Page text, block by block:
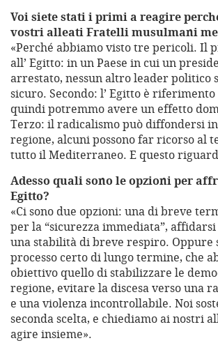
Voi siete stati i primi a reagire
vostri alleati Fratelli musulmani
«Perché abbiamo visto tre pericoli. Il
all’ Egitto: in un Paese in cui un
arrestato, nessun altro leader politico
sicuro. Secondo: l’ Egitto è
quindi potremmo avere un effetto
Terzo: il radicalismo può diffondersi
regione, alcuni possono far ricorso al
tutto il Mediterraneo. E questo
Adesso quali sono le opzioni per
Egitto?
«Ci sono due opzioni: una di breve
per la “sicurezza immediata”,
una stabilità di breve respiro. Oppure
processo certo di lungo termine, che
obiettivo quello di stabilizzare le
regione, evitare la discesa verso una
e una violenza incontrollabile. Noi
seconda scelta, e chiediamo ai nostri
agire insieme».